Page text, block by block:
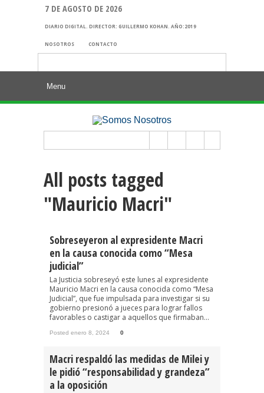
7 DE AGOSTO DE 2026
DIARIO DIGITAL. DIRECTOR: GUILLERMO KOHAN. AÑO:2019
NOSOTROS CONTACTO
All posts tagged
"Mauricio Macri"
Sobreseyeron al expresidente Macri
en la causa conocida como “Mesa
judicial”
La Justicia sobreseyó este lunes al expresidente
Mauricio Macri en la causa conocida como “Mesa
Judicial”, que fue impulsada para investigar si su
gobierno presionó a jueces para lograr fallos
favorables o castigar a aquellos que firmaban...
Posted enero 8, 2024 0
Macri respaldó las medidas de Milei y
le pidió “responsabilidad y grandeza”
a la oposición